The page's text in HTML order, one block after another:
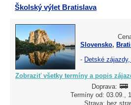
Školský výlet Bratislava
Slovensko,
- Detské
Zobraziť všetky termíny a popis
Doprava:
Termíny od: 03.09.,
Strava: bez